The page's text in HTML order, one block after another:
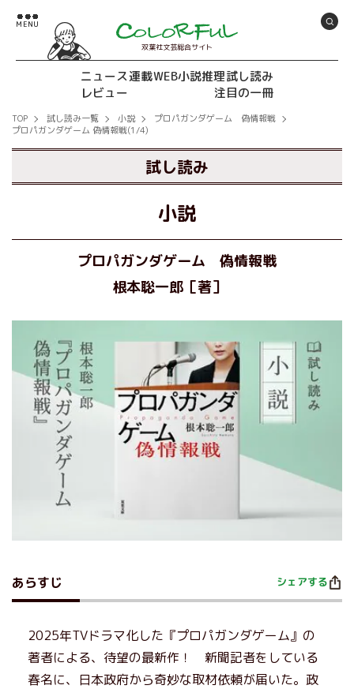
双葉社文芸総合サイト
ニュース連載WEB小説推理試し読み
レビュー
注目の一冊
TOP 試し読み一覧 小説
プロパガンダゲーム 偽情報戦
プロパガンダゲーム 偽情報戦(1/4)
試し読み
小説
プロパガンダゲーム 偽情報戦
根本聡一郎［著］
あらすじ シェアする
2025年TVドラマ化した『プロパガンダゲーム』の
著者による、待望の最新作！ 新聞記者をしている
春名に、日本政府から奇妙な取材依頼が届いた。政